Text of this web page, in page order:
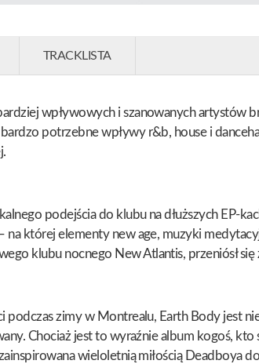
TRACKLISTA
wpływowych i szanowanych artystów
potrzebne wpływy r&b, house i
podejścia do klubu na dłuższych EP-
której elementy new age, muzyki
klubu nocnego New Atlantis, przeniósł
podczas zimy w Montrealu, Earth Body jest
Chociaż jest to wyraźnie album kogoś,
wieloletnią miłością Deadboya